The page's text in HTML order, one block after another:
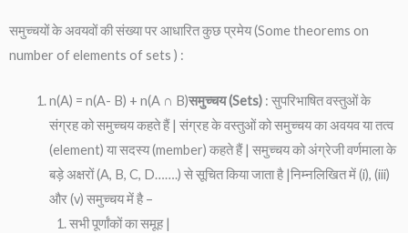
समुच्चयों के अवयवों की संख्या पर आधारित कुछ प्रमेय (Some theorems on
number of elements of sets ) :
n(A) = n(A- B) + n(A ∩ B)समुच्चय (Sets): सुपरिभाषित वस्तुओं के
संग्रह को समुच्चय कहते हैं | संग्रह के वस्तुओं को समुच्चय का अवयव या तत्व
(element) या सदस्य (member) कहते हैं | समुच्चय को अंग्रेजी वर्णमाला के
बड़े अक्षरों (A, B, C, D…….) से सूचित किया जाता है |निम्नलिखित में (i), (iii)
और (v) समुच्चय में है –
सभी पूर्णांकों का समूह |